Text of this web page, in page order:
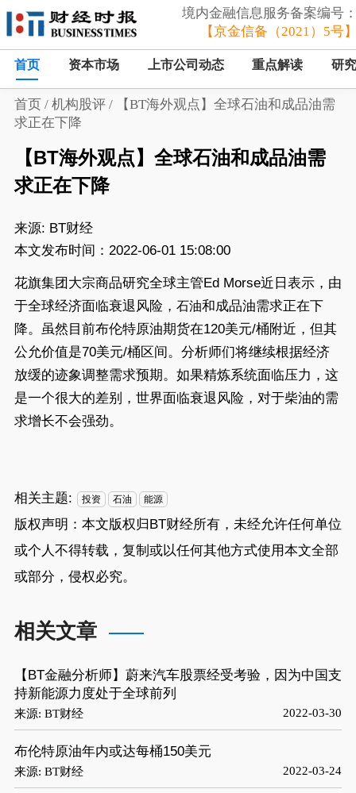
境内金融信息服务备案编号
【京金信备（2021）5号
首页 资本市场 上市公司动态 重点解读 研
首页/ 机构股评/
【BT海外观点】全球石油和成品油需
求正在下降
【BT海外观点】全球石油和成品油需
求正在下降
来源: BT财经
本文发布时间：2022-06-01 15:08:00
花旗集团大宗商品研究全球主管Ed Morse近日表示，由
于全球经济面临衰退风险， 石油和成品油需求正在下
降。虽然目前布伦特原油期货在120美元/桶附近，但其
公允价值是70美元/桶区间。分析师们将继续根据经济
放缓的迹象调整需求预期。如果精炼系统面临压力，这
是一个很大的差别，世界面临衰退风险，对于柴油的需
求增长不会强劲。
相关主题: 投资 石油 能源
版权声明：本文版权归BT财经所有，未经允许任何单位
或个人不得转载，复制或以任何其他方式使用本文全部
或部分，侵权必究。
相关文章
【BT金融分析师】蔚来汽车股票经受考验，因为中国支
持新能源力度处于全球前列
来源: BT财经 2022-03-30
布伦特原油年内或达每桶150美元
来源: BT财经 2022-03-24